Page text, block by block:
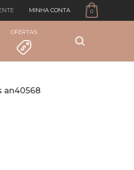
MINHA CONTA 0
OFERTAS
an40568